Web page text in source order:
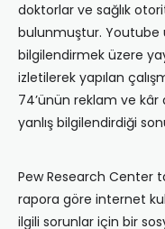
doktorlar ve sağlık
bulunmuştur. Youtube
bilgilendirmek üzere
izletilerek yapılan
74’ünün reklam ve kâr
yanlış bilgilendirdiği
Pew Research Center
rapora göre internet
ilgili sorunlar için bir